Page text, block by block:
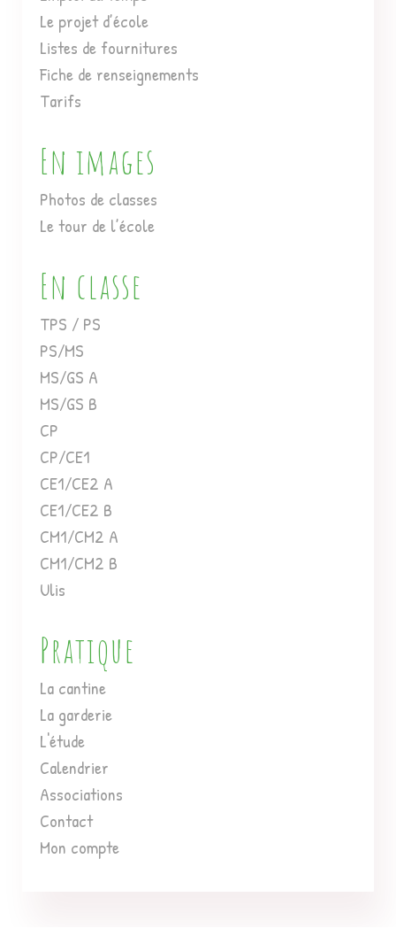
Le projet d’école
Listes de fournitures
Fiche de renseignements
Tarifs
En images
Photos de classes
Le tour de l’école
En classe
TPS / PS
PS/MS
MS/GS A
MS/GS B
CP
CP/CE1
CE1/CE2 A
CE1/CE2 B
CM1/CM2 A
CM1/CM2 B
Ulis
Pratique
La cantine
La garderie
L'étude
Calendrier
Associations
Contact
Mon compte